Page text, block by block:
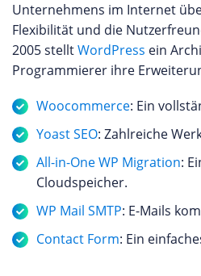
Unternehmens im Internet
Flexibilität und die
2005 stelltWordPress ein
Programmierer ihre
Woocommerce: Ein
Yoast SEO: Zahlreiche
All-in-One WP Migration:
Cloudspeicher.
WP Mail SMTP: E-Mails
Contact Form: Ein